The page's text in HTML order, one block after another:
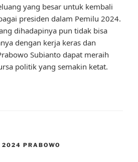
yang besar untuk kembali
presiden dalam Pemilu 2024.
dihadapinya pun tidak bisa
dengan kerja keras dan
Subianto dapat meraih
politik yang semakin ketat.
PRABOWO